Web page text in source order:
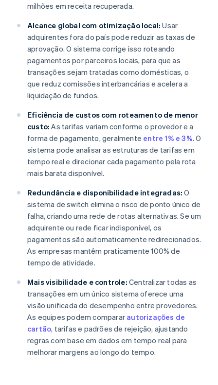
milhões em receita recuperada.
Alcance global com otimização local: Usar
adquirentes fora do país pode reduzir as taxas de
aprovação. O sistema corrige isso roteando
pagamentos por parceiros locais, para que as
transações sejam tratadas como domésticas, o
que reduz comissões interbancárias e acelera a
liquidação de fundos.
Eficiência de custos com roteamento de menor
custo: As tarifas variam conforme o provedor e a
forma de pagamento, geralmente entre 1% e 3%. O
sistema pode analisar as estruturas de tarifas em
tempo real e direcionar cada pagamento pela rota
mais barata disponível.
Redundância e disponibilidade integradas: O
sistema de switch elimina o risco de ponto único de
falha, criando uma rede de rotas alternativas. Se um
adquirente ou rede ficar indisponível, os
pagamentos são automaticamente redirecionados.
As empresas mantêm praticamente 100% de
tempo de atividade.
Mais visibilidade e controle: Centralizar todas as
transações em um único sistema oferece uma
visão unificada do desempenho entre provedores.
As equipes podem comparar autorizações de
cartão, tarifas e padrões de rejeição, ajustando
regras com base em dados em tempo real para
melhorar margens ao longo do tempo.